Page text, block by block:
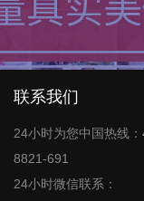
联系我们
24小时为您中国热线
8821-691
24小时微信联系：